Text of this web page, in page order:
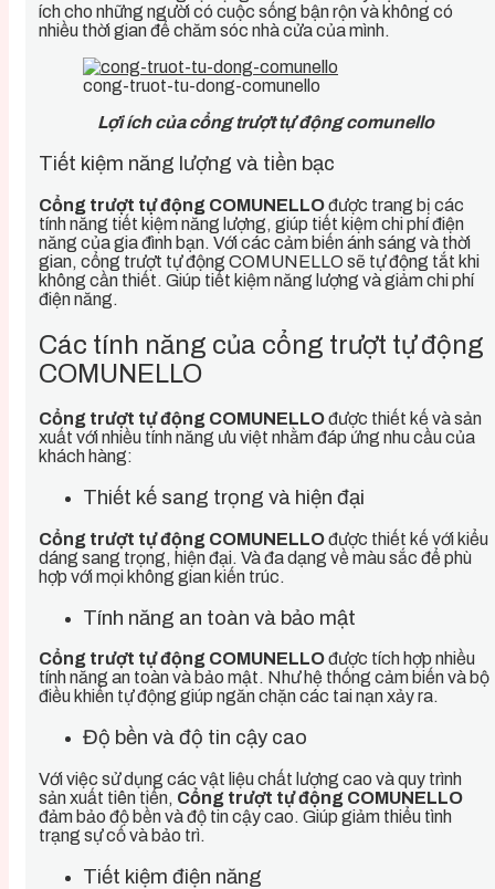
ích cho những người có cuộc sống bận rộn và không có
nhiều thời gian để chăm sóc nhà cửa của mình.
cong-truot-tu-dong-comunello
Lợi ích của cổng trượt tự động comunello
Tiết kiệm năng lượng và tiền bạc
Cổng trượt tự động COMUNELLOđược trang bị các
tính năng tiết kiệm năng lượng, giúp tiết kiệm chi phí điện
năng của gia đình bạn. Với các cảm biến ánh sáng và thời
gian, cổng trượt tự động COMUNELLO sẽ tự động tắt khi
không cần thiết. Giúp tiết kiệm năng lượng và giảm chi phí
điện năng.
Các tính năng của cổng trượt tự động
COMUNELLO
Cổng trượt tự động COMUNELLOđược thiết kế và sản
xuất với nhiều tính năng ưu việt nhằm đáp ứng nhu cầu của
khách hàng:
Thiết kế sang trọng và hiện đại
Cổng trượt tự động COMUNELLOđược thiết kế với kiểu
dáng sang trọng, hiện đại. Và đa dạng về màu sắc để phù
hợp với mọi không gian kiến trúc.
Tính năng an toàn và bảo mật
Cổng trượt tự động COMUNELLOđược tích hợp nhiều
tính năng an toàn và bảo mật. Như hệ thống cảm biến và bộ
điều khiển tự động giúp ngăn chặn các tai nạn xảy ra.
Độ bền và độ tin cậy cao
Với việc sử dụng các vật liệu chất lượng cao và quy trình
sản xuất tiên tiến, Cổng trượt tự động COMUNELLO
đảm bảo độ bền và độ tin cậy cao. Giúp giảm thiểu tình
trạng sự cố và bảo trì.
Tiết kiệm điện năng